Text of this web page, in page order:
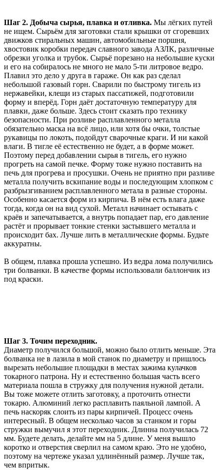
Шаг 2. Добыча сырья, плавка и отливка. Мы лёгких путей
не ищем. Сырьём для заготовки стали крышки от сгоревших
движков стиральных машин, автомобильные поршня,
хвостовик коробки передач славного завода АЗЛК, различные
обрезки уголка и трубок. Сырьё порезано на небольшие куски
и его на собиралось не много не мало 5-ти литровое ведро.
Плавил это дело у друга в гараже. Он как раз сделал
небольшой газовый горн. Сварили по быстрому тигель из
нержавейки, клещи из старых пассатижей, подготовили
форму и вперёд. Горн даёт достаточную температуру для
плавки, даже больше. Здесь стоит сказать про технику
безопасности. При розливе расплавленного металла
обязательно маска на всё лицо, или хотя бы очки, толстые
рукавицы по локоть, подойдут сварочные краги. И ни какой
влаги. В тигле её естественно не будет, а в форме может.
Поэтому перед добавлении сырья в тигель, его нужно
прогреть на самой печке. Форму тоже нужно поставить на
печь для прогрева и просушки. Очень не приятно при разливе
металла получить вскипание воды и последующим хлопком с
разбрызгиванием расплавленного метала в разные стороны.
Особенно касается форм из кирпича. В нём есть влага даже
тогда, когда он на вид сухой. Металл начинает остывать с
краёв и запечатывается, а внутрь попадает пар, его давление
растёт и прорывает тонкие стенки застывшего металла и
происходит бах. Лучше лить в металлические формы. Будьте
аккуратны.
В общем, плавка прошла успешно. Из ведра лома получились
три болванки. В качестве формы использовали баллончик из
под краски.
Шаг 3. Точим переходник.
Диаметр получился большой, можно было отлить меньше. Эта
болванка не в лазила в мой станок по диаметру и пришлось
вырезать небольшие площадки в местах зажима кулачков
токарного патрона. Ну и естественно большая часть всего
материала пошла в стружку для получения нужной детали.
Вы тоже можете отлить заготовку, а проточить отнести
токарю. Алюминий легко расплавить паяльной лампой. А
печь наскоряк слоить из пары кирпичей. Процесс очень
интересный. В общем несколько часов за станком и горы
стружки вымучил я этот переходник. Длинна получилась 72
мм. Будете делать, делайте мм на 5 длине. У меня вышло
коротко и отверстия сверлил на самом краю. Это не удобно,
поэтому на чертеже указал удлинённый размер. Лучше так,
чем впритык.